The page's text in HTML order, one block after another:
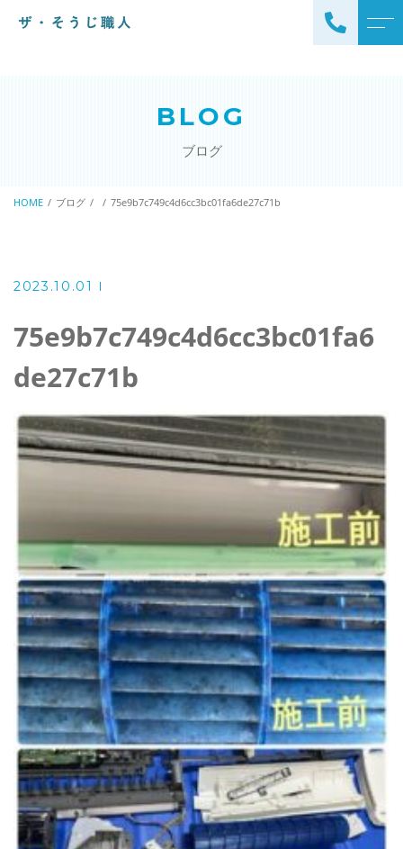
ザ・そうじ職人について
エアコンクリーニング
ハウスクリーニング
浴室クリーニング
風呂釜洗浄・追い炊き配管
クリーニング
トイレクリーニング
クリニック施設専門清掃
よくある質問
ブログ
洗濯機クリーニング
空気清浄機クリーニング
その他のお掃除
ご予約・お問い合わせ
BLOG
ブログ
HOME ブログ 75e9b7c749c4d6cc3bc01fa6de27c71b
2023.10.01
75e9b7c749c4d6cc3bc01fa6
de27c71b